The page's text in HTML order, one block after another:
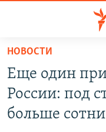
Вернуться
основному
содержанию
Вернутся
СПЕЦПРОЕКТЫ
ВОДА
НОВОСТИ
Еще один
России: под
больше